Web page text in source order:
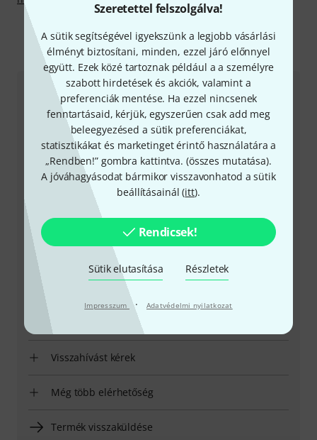
Szeretettel felszolgálva!
A sütik segítségével igyekszünk a legjobb vásárlási
élményt biztosítani, minden, ezzel járó előnnyel
együtt. Ezek közé tartoznak például a a személyre
szabott hirdetések és akciók, valamint a
preferenciák mentése. Ha ezzel nincsenek
fenntartásaid, kérjük, egyszerűen csak add meg
beleegyezésed a sütik preferenciákat,
statisztikákat és marketinget érintő használatára a
„Rendben!” gombra kattintva. (összes mutatása).
A jóváhagyásodat bármikor visszavonhatod a sütik
beállításainál (itt).
Rendicsek!
Sütik elutasítása Részletek
Impresszum · Adatvédelmi nyilatkozat
Így érhetsz el minket
Ügyfélszolgálat - Magyarország
+49-9546-9223-531
Ügyfélszolgálatunk minden kérdés és észrevétel esetén
örömmel áll rendelkezésedre
Készítsd elő ügyfélszámodat
Nyitvatartási idő (CEST - Közép-európai
Visszahívást kérek
Még több elérhetőség
Termék visszaküldése